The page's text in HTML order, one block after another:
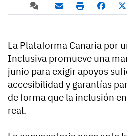
La Plataforma Canaria por
Inclusiva promueve una
junio para exigir apoyos
accesibilidad y garantías
de forma que la inclusión
real.